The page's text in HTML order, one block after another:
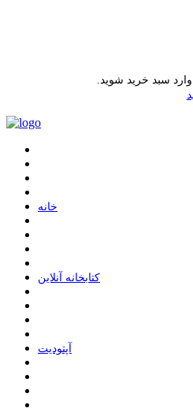
وارد سبد خرید شوید.
ﺧﺎﻧﻪ
ﮐﺘﺎﺑﺨﺎﻧﻪ ﺁﻧﻼﯾﻦ
ﺁﭘﺘﻮﺩﯾﺖ